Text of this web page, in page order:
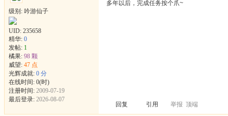
级别: 吟游仙子
UID: 235658
精华: 0
发帖: 1
橘果: 98 颗
威望: 47 点
光辉成就: 0 分
在线时间: 0(时)
注册时间: 2009-07-19
最后登录: 2026-08-07
多年以后，完成任务按个爪~
回复 引用 举报 顶端